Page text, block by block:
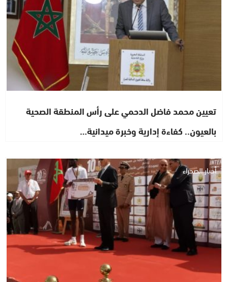
تعيين محمد فاضل الدحمي على رأس المنطقة الصحية
بالعيون.. كفاءة إدارية وخبرة ميدانية…
أخبار الصحراء